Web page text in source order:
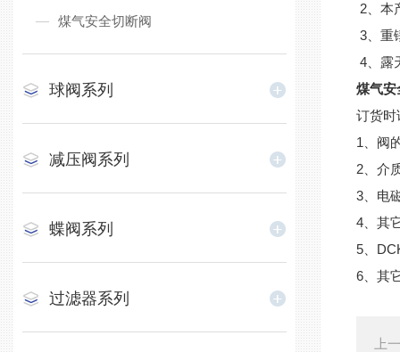
煤气安全切断阀
球阀系列
减压阀系列
蝶阀系列
过滤器系列
2、本
3、重
4、露
煤气安
订货时
1、阀
2、介
3、电
4、其
5、
6、其
上